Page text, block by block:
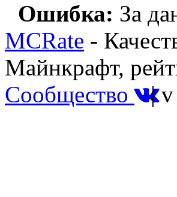
Ошибка: За
MCRate -
Майнкрафт,
Сообщество |